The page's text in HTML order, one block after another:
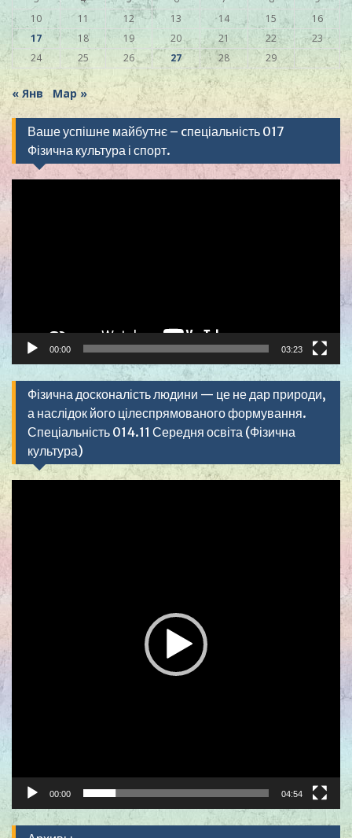
10
11 12 13 14 15
16
17
18 19 20 21 22
23
24
25 26 27 28 29
« Янв Мар »
Ваше успішне майбутнє – cпеціальність 017
Фізична культура і спорт.
00:00 03:23
Фізична досконалість людини — це не дар природи,
а наслідок його цілеспрямованого формування.
Спеціальність 014.11 Середня освіта (Фізична
культура)
00:00 04:54